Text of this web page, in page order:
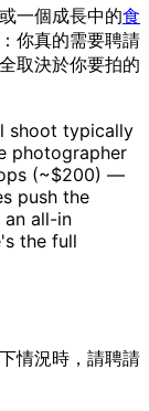
或一個成長中的食
你真的需要聘請
取決於你要拍的
shoot typically
photographer
(~$200) —
push the
an all-in
the full
情況時，請聘請